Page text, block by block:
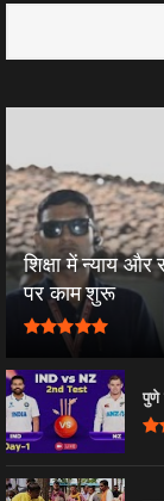
शिक्षा में न्याय
पर काम शुरू
पुणे